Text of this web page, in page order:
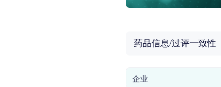
药品信息/过评一致性
企业